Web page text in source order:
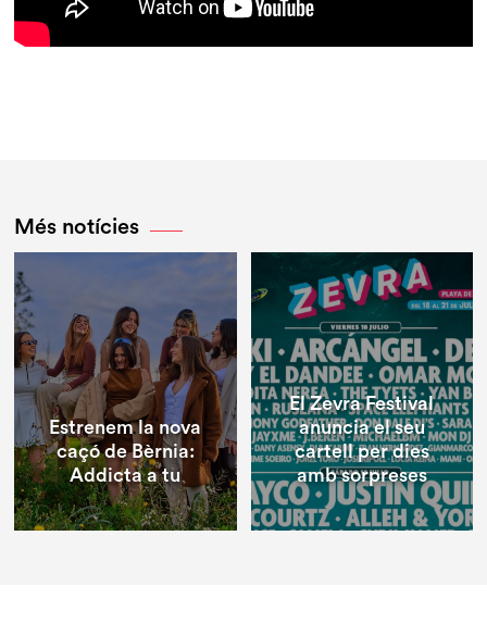
Més notícies
Estrenem la nova
caçó de Bèrnia:
Addicta a tu
El Zevra Festival
anuncia el seu
cartell per dies
amb sorpreses